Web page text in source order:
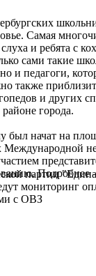
Самая
и ребята с
сами такие
и педагоги,
также
и других
города.
был начат на
Международной
Подробнее
партии
мониторинг
с ОВЗ